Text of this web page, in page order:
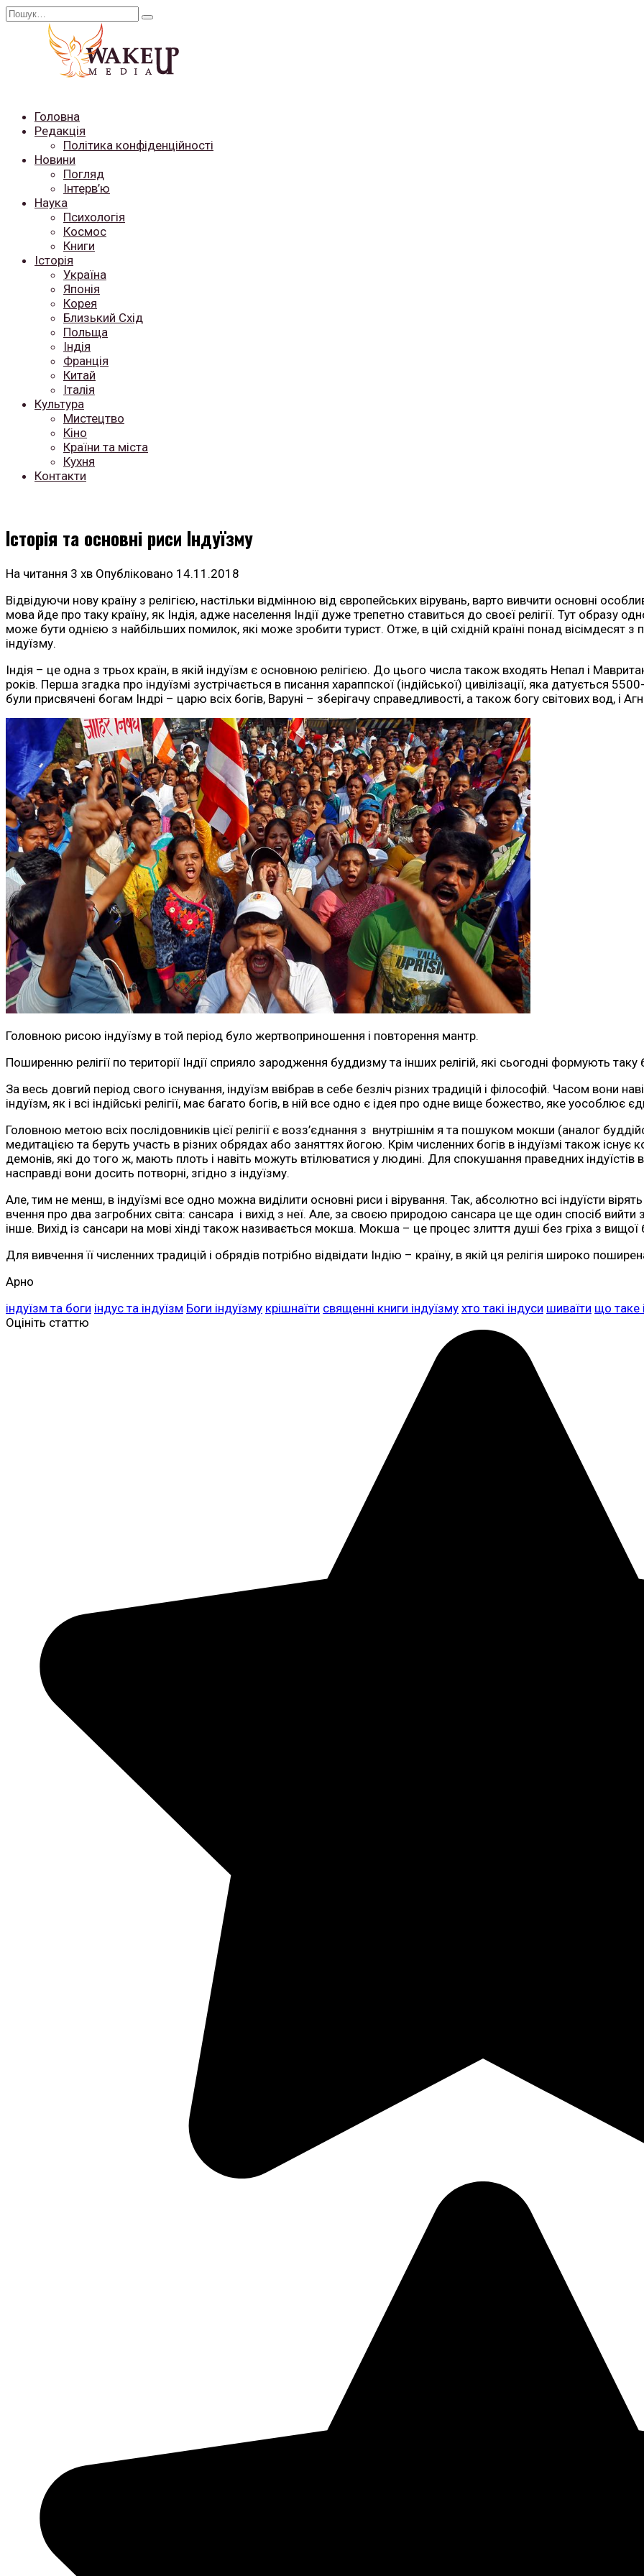
Перейти
Search
Головна
Редакція
Політика конфіденційності
Новини
Погляд
Інтерв’ю
Наука
Психологія
Космос
Книги
Історія
Україна
Японія
Корея
Близький Схід
Польща
Індія
Франція
Китай
Італія
Культура
Мистецтво
Кіно
Країни та міста
Кухня
Контакти
Історія та основні риси Індуїзму
На читання 3 хв Опубліковано 14.11.2018
Відвідуючи нову країну з релігією, настільки відмінною від європейських вірувань, варто вивчити основні
мова йде про таку країну, як Індія, адже населення Індії дуже трепетно ​​ставиться до своєї релігії. Тут образу
може бути однією з найбільших помилок, які може зробити турист. Отже, в цій східній країні понад вісімдесят
індуїзму.
Індія – це одна з трьох країн, в якій індуїзм є основною релігією. До цього числа також входять Непал і
років. Перша згадка про індуїзмі зустрічається в писання хараппскої (індійської) цивілізації, яка датується
були присвячені богам Індрі – царю всіх богів, Варуні – зберігачу справедливості, а також богу світових вод, і
Головною рисою індуїзму в той період було жертвоприношення і повторення мантр.
Поширенню релігії по території Індії сприяло зародження буддизму та інших релігій, які сьогодні формують таку
За весь довгий період свого існування, індуїзм ввібрав в себе безліч різних традицій і філософій. Часом вони
індуїзм, як і всі індійські релігії, має багато богів, в ній все одно є ідея про одне вище божество, яке уособлює
Головною метою всіх послідовників цієї релігії є возз’єднання з внутрішнім я та пошуком мокши (аналог
медитацією та беруть участь в різних обрядах або заняттях йогою. Крім численних богів в індуїзмі також існує
демонів, які до того ж, мають плоть і навіть можуть втілюватися у людині. Для спокушання праведних
насправді вони досить потворні, згідно з індуїзму.
Але, тим не менш, в індуїзмі все одно можна виділити основні риси і вірування. Так, абсолютно всі індуїсти
вчення про два загробних світа: сансара і вихід з неї. Але, за своєю природою сансара це ще один спосіб вийти з
інше. Вихід із сансари на мові хінді також називається мокша. Мокша – це процес злиття душі без гріха з
Для вивчення її численних традицій і обрядів потрібно відвідати Індію – країну, в якій ця релігія широко
Арно
індуїзм та боги індус та індуїзм Боги індуїзму крішнаїти священні книги індуїзму хто такі індуси шиваїти що таке
Оцініть статтю